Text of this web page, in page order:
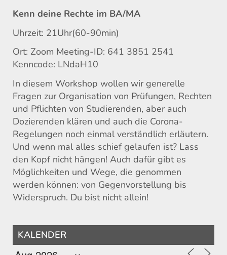
Kenn deine Rechte im BA/MA
Uhrzeit: 21Uhr(60-90min)
Ort: Zoom Meeting-ID: 641 3851 2541
Kenncode: LNdaH10
In diesem Workshop wollen wir generelle
Fragen zur Organisation von Prüfungen, Rechten
und Pflichten von Studierenden, aber auch
Dozierenden klären und auch die Corona-
Regelungen noch einmal verständlich erläutern.
Und wenn mal alles schief gelaufen ist? Lass
den Kopf nicht hängen! Auch dafür gibt es
Möglichkeiten und Wege, die genommen
werden können: von Gegenvorstellung bis
Widerspruch. Du bist nicht allein!
KALENDER